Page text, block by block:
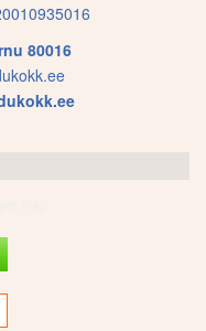
80016